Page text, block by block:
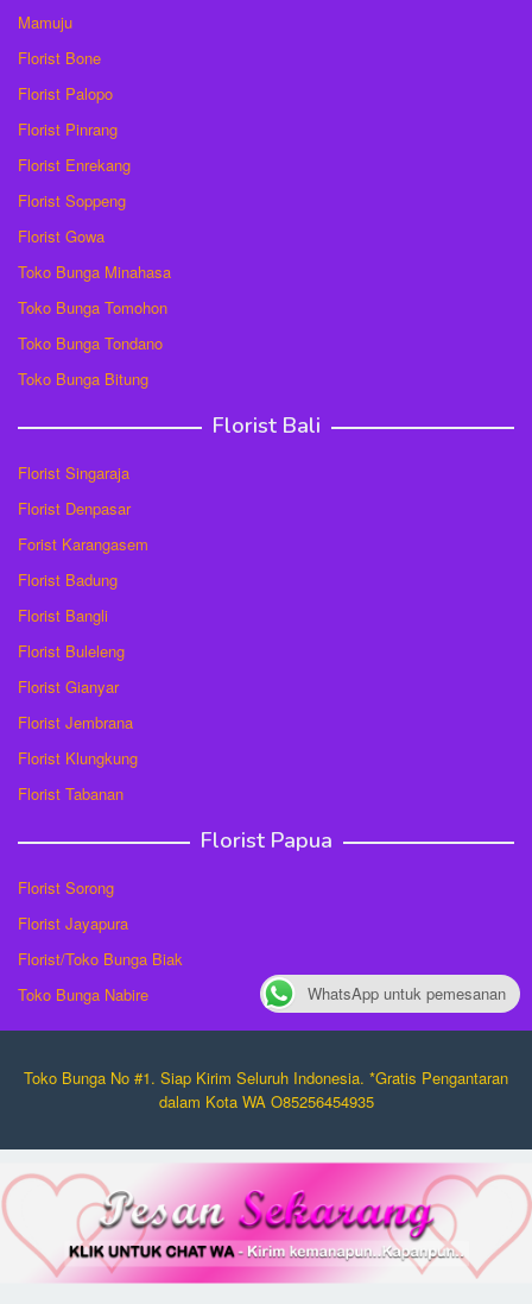
Mamuju
Florist Bone
Florist Palopo
Florist Pinrang
Florist Enrekang
Florist Soppeng
Florist Gowa
Toko Bunga Minahasa
Toko Bunga Tomohon
Toko Bunga Tondano
Toko Bunga Bitung
Florist Bali
Florist Singaraja
Florist Denpasar
Forist Karangasem
Florist Badung
Florist Bangli
Florist Buleleng
Florist Gianyar
Florist Jembrana
Florist Klungkung
Florist Tabanan
Florist Papua
Florist Sorong
Florist Jayapura
Florist/Toko Bunga Biak
Toko Bunga Nabire
Toko Bunga No #1. Siap Kirim Seluruh Indonesia. *Gratis Pengantaran
dalam Kota WA O85256454935
WhatsApp untuk pemesanan